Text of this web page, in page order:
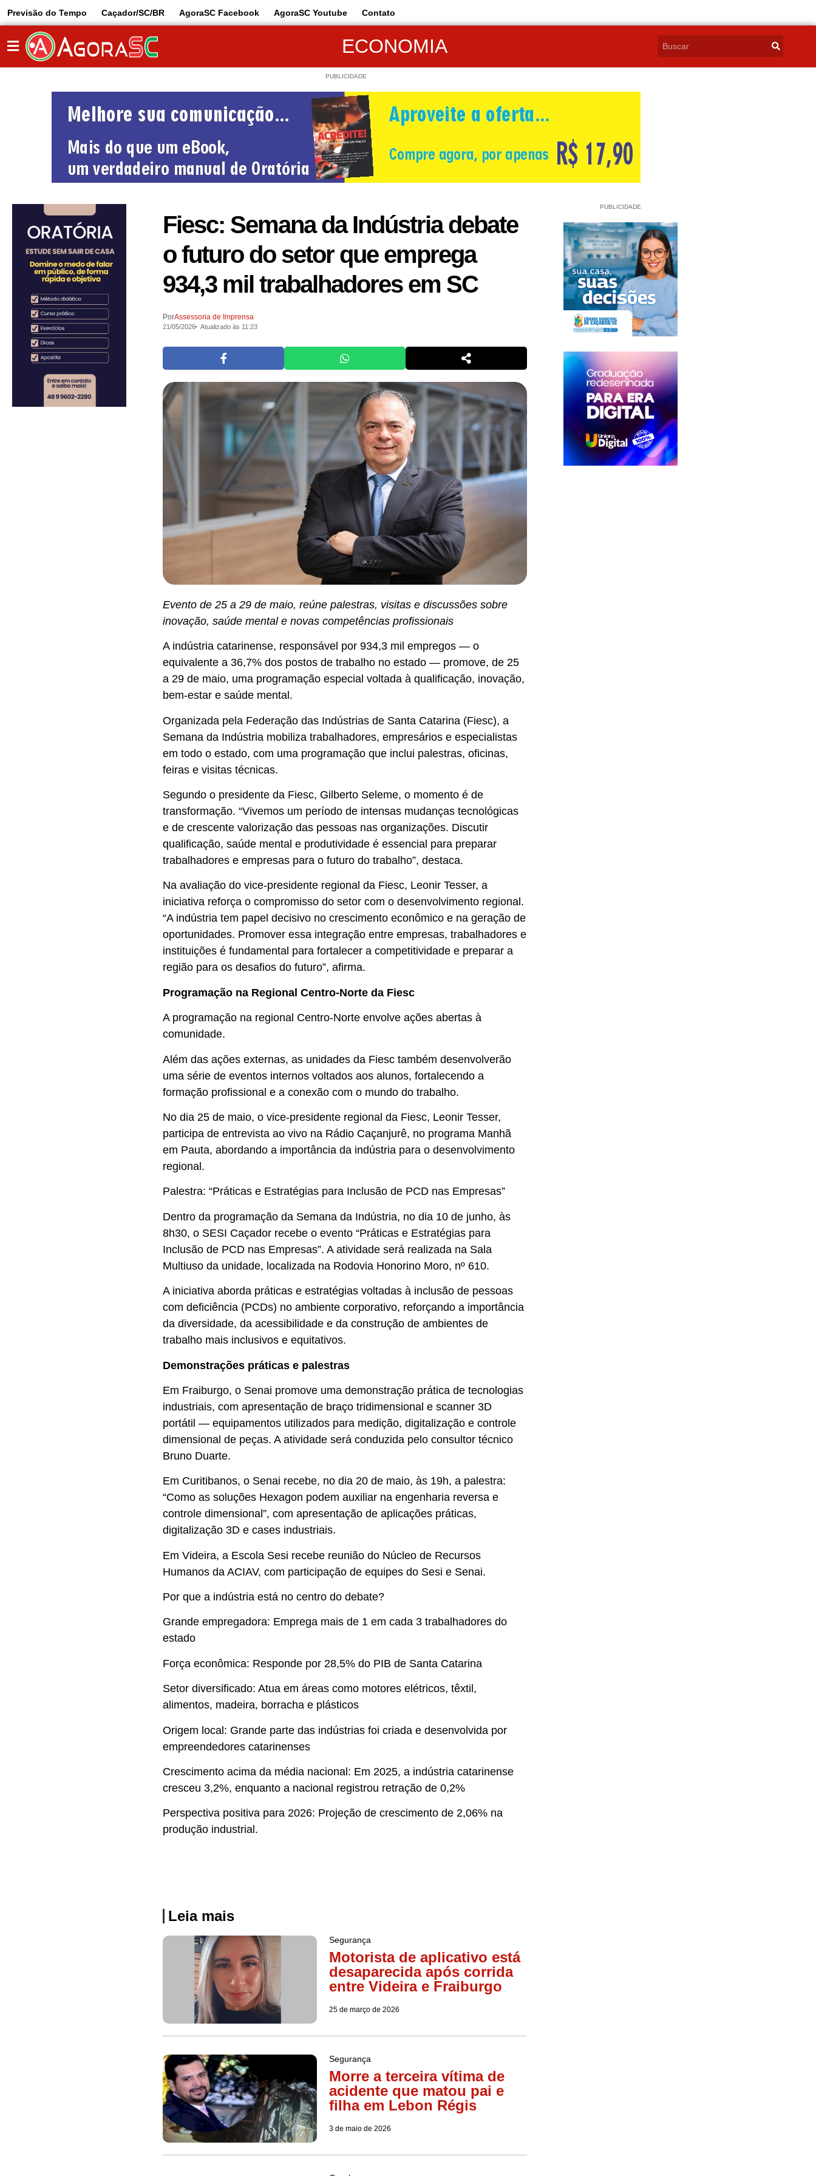
Previsão do Tempo Caçador/SC/BR AgoraSC Facebook AgoraSC Youtube Contato
ECONOMIA
PUBLICIDADE
Fiesc: Semana da Indústria debate
o futuro do setor que emprega
934,3 mil trabalhadores em SC
PorAssessoria de Imprensa
21/05/2026 Atualizado às 11:23
Evento de 25 a 29 de maio, reúne palestras, visitas e discussões sobre
inovação, saúde mental e novas competências profissionais
A indústria catarinense, responsável por 934,3 mil empregos — o
equivalente a 36,7% dos postos de trabalho no estado — promove, de 25
a 29 de maio, uma programação especial voltada à qualificação, inovação,
bem-estar e saúde mental.
Organizada pela Federação das Indústrias de Santa Catarina (Fiesc), a
Semana da Indústria mobiliza trabalhadores, empresários e especialistas
em todo o estado, com uma programação que inclui palestras, oficinas,
feiras e visitas técnicas.
Segundo o presidente da Fiesc, Gilberto Seleme, o momento é de
transformação. “Vivemos um período de intensas mudanças tecnológicas
e de crescente valorização das pessoas nas organizações. Discutir
qualificação, saúde mental e produtividade é essencial para preparar
trabalhadores e empresas para o futuro do trabalho”, destaca.
Na avaliação do vice-presidente regional da Fiesc, Leonir Tesser, a
iniciativa reforça o compromisso do setor com o desenvolvimento regional.
“A indústria tem papel decisivo no crescimento econômico e na geração de
oportunidades. Promover essa integração entre empresas, trabalhadores e
instituições é fundamental para fortalecer a competitividade e preparar a
região para os desafios do futuro”, afirma.
Programação na Regional Centro-Norte da Fiesc
A programação na regional Centro-Norte envolve ações abertas à
comunidade.
Além das ações externas, as unidades da Fiesc também desenvolverão
uma série de eventos internos voltados aos alunos, fortalecendo a
formação profissional e a conexão com o mundo do trabalho.
No dia 25 de maio, o vice-presidente regional da Fiesc, Leonir Tesser,
participa de entrevista ao vivo na Rádio Caçanjurê, no programa Manhã
em Pauta, abordando a importância da indústria para o desenvolvimento
regional.
Palestra: “Práticas e Estratégias para Inclusão de PCD nas Empresas”
Dentro da programação da Semana da Indústria, no dia 10 de junho, às
8h30, o SESI Caçador recebe o evento “Práticas e Estratégias para
Inclusão de PCD nas Empresas”. A atividade será realizada na Sala
Multiuso da unidade, localizada na Rodovia Honorino Moro, nº 610.
A iniciativa aborda práticas e estratégias voltadas à inclusão de pessoas
com deficiência (PCDs) no ambiente corporativo, reforçando a importância
da diversidade, da acessibilidade e da construção de ambientes de
trabalho mais inclusivos e equitativos.
Demonstrações práticas e palestras
Em Fraiburgo, o Senai promove uma demonstração prática de tecnologias
industriais, com apresentação de braço tridimensional e scanner 3D
portátil — equipamentos utilizados para medição, digitalização e controle
dimensional de peças. A atividade será conduzida pelo consultor técnico
Bruno Duarte.
Em Curitibanos, o Senai recebe, no dia 20 de maio, às 19h, a palestra:
“Como as soluções Hexagon podem auxiliar na engenharia reversa e
controle dimensional”, com apresentação de aplicações práticas,
digitalização 3D e cases industriais.
Em Videira, a Escola Sesi recebe reunião do Núcleo de Recursos
Humanos da ACIAV, com participação de equipes do Sesi e Senai.
Por que a indústria está no centro do debate?
Grande empregadora: Emprega mais de 1 em cada 3 trabalhadores do
estado
Força econômica: Responde por 28,5% do PIB de Santa Catarina
Setor diversificado: Atua em áreas como motores elétricos, têxtil,
alimentos, madeira, borracha e plásticos
Origem local: Grande parte das indústrias foi criada e desenvolvida por
empreendedores catarinenses
Crescimento acima da média nacional: Em 2025, a indústria catarinense
cresceu 3,2%, enquanto a nacional registrou retração de 0,2%
Perspectiva positiva para 2026: Projeção de crescimento de 2,06% na
produção industrial.
Leia mais
Segurança
Motorista de aplicativo está
desaparecida após corrida
entre Videira e Fraiburgo
25 de março de 2026
Segurança
Morre a terceira vítima de
acidente que matou pai e
filha em Lebon Régis
3 de maio de 2026
PUBLICIDADE